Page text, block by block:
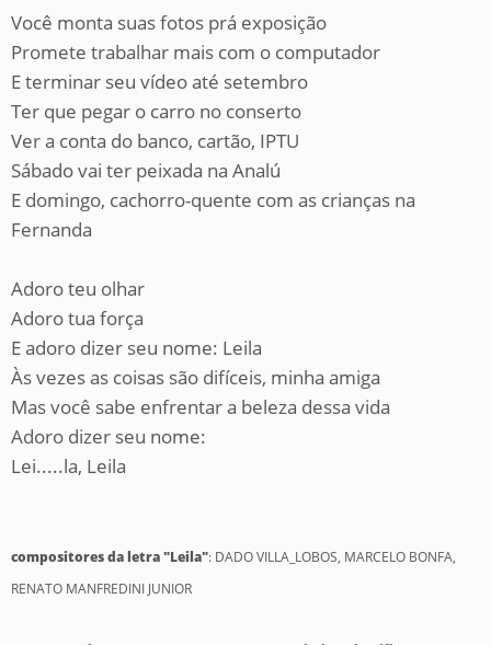
Você monta suas fotos prá exposição
Promete trabalhar mais com o computador
E terminar seu vídeo até setembro
Ter que pegar o carro no conserto
Ver a conta do banco, cartão, IPTU
Sábado vai ter peixada na Analú
E domingo, cachorro-quente com as crianças na
Fernanda
Adoro teu olhar
Adoro tua força
E adoro dizer seu nome: Leila
Às vezes as coisas são difíceis, minha amiga
Mas você sabe enfrentar a beleza dessa vida
Adoro dizer seu nome:
Lei.....la, Leila
compositores da letra "Leila": DADO VILLA_LOBOS, MARCELO BONFA,
RENATO MANFREDINI JUNIOR